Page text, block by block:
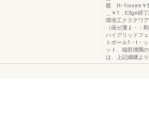
霰 H−1iooee
＿￥1，E3ge
環境工クステワ
（函ゼ灘￡・；
ハイグリッドフ
トボール1・t・
ット、端部僕隅
は、上記綴纏よ